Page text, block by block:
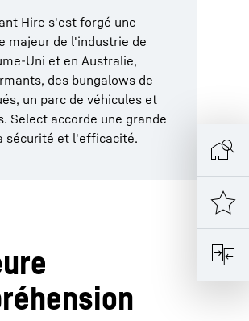
Hire s'est forgé une
majeur de l'industrie de
Uni et en Australie,
des bungalows de
un parc de véhicules et
Select accorde une grande
sécurité et l'efficacité.